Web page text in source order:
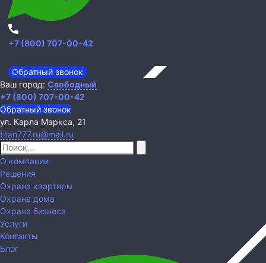
+7 (800) 707-00-42
Обратный звонок
Ваш город: Свободный
+7 (800) 707-00-42
Обратный звонок
ул. Карла Маркса, 21
titan777.ru@mail.ru
О компании
Решения
Охрана квартиры
Охрана дома
Охрана бизнеса
Услуги
Контакты
Блог